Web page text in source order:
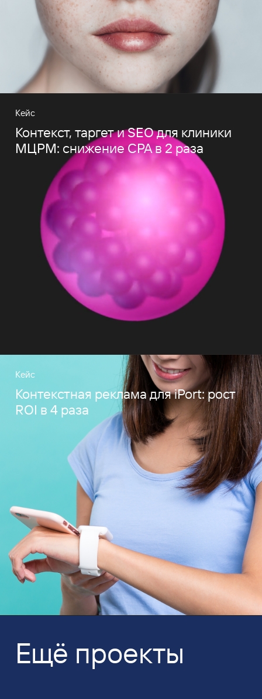
Кейс
Контекст, таргет и SEO для клиники
МЦРМ: снижение CPA в 2 раза
Кейс
Контекстная реклама для iPort: рост
ROI в 4 раза
Ещё проекты